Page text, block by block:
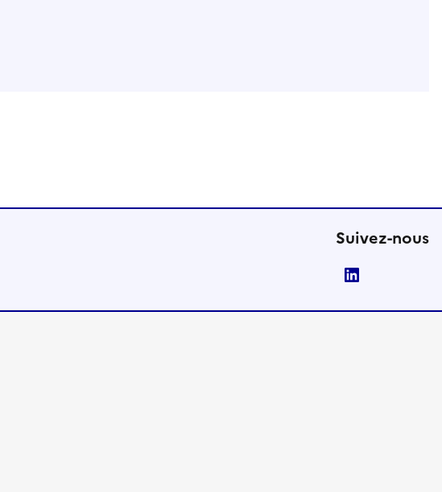
Suivez-nous